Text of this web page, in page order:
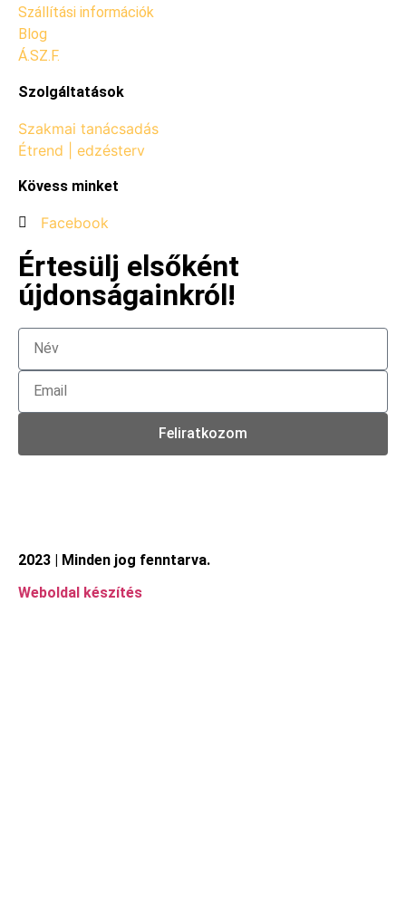
Szállítási információk
Blog
Á.SZ.F.
Szolgáltatások
Szakmai tanácsadás
Étrend | edzésterv
Kövess minket
Facebook
Értesülj elsőként
újdonságainkról!
Feliratkozom
2023 | Minden jog fenntarva.
Weboldal készítés